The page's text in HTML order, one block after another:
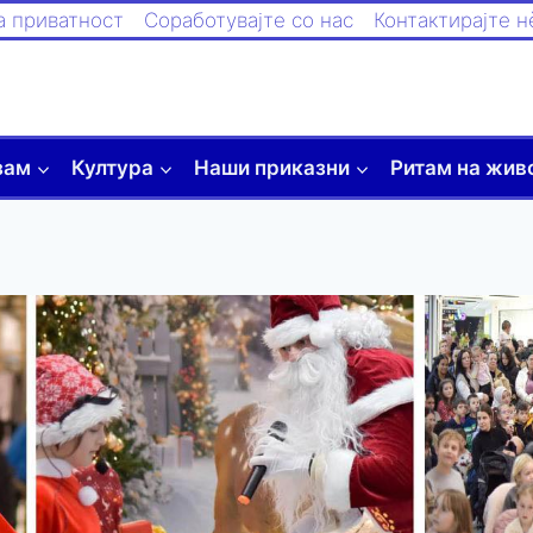
приватност Соработувајте со нас Контактирајте
Култура Наши приказни Ритам на